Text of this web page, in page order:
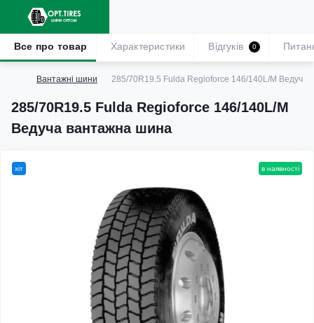
Вантажні шини 285/70R19.5 Fulda Regioforce 146/140L/M Ведуча
285/70R19.5 Fulda Regioforce 146/140L/M
Ведуча вантажна шина
Все про товар Характеристики Відгуків 0
хіт в наявності